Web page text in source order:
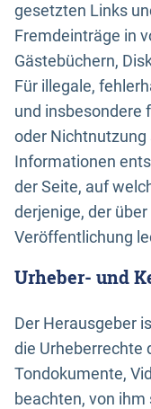
gesetzten Links
Fremdeinträge in
Gästebüchern,
Für illegale,
und insbesondere
oder
Informationen
der Seite, auf
derjenige, der
Veröffentlichung
Urheber- und
Der Herausgeber
die Urheberrechte
Tondokumente,
beachten, von